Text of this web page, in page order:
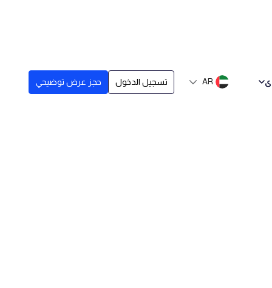
AR حجز عرض توضيحي
تسجيل الدخول